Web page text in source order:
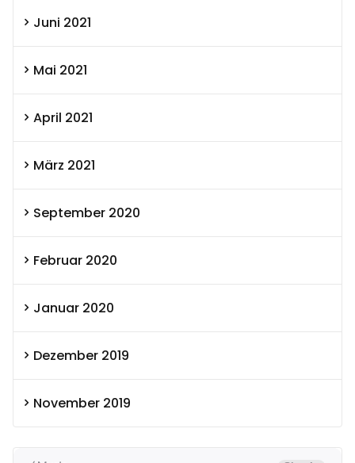
Juni 2021
Mai 2021
April 2021
März 2021
September 2020
Februar 2020
Januar 2020
Dezember 2019
November 2019